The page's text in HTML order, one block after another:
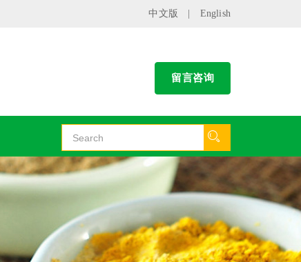
中文版 English
留言咨询